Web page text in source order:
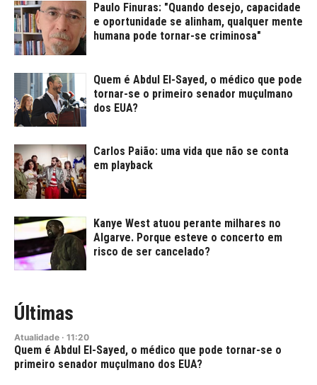
Paulo Finuras: "Quando desejo, capacidade
e oportunidade se alinham, qualquer mente
humana pode tornar-se criminosa"
Quem é Abdul El-Sayed, o médico que pode
tornar-se o primeiro senador muçulmano
dos EUA?
Carlos Paião: uma vida que não se conta
em playback
Kanye West atuou perante milhares no
Algarve. Porque esteve o concerto em
risco de ser cancelado?
Últimas
Atualidade · 11:20
Quem é Abdul El-Sayed, o médico que pode tornar-se o
primeiro senador muçulmano dos EUA?